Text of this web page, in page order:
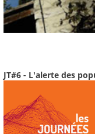
JT#6 - L'alerte des